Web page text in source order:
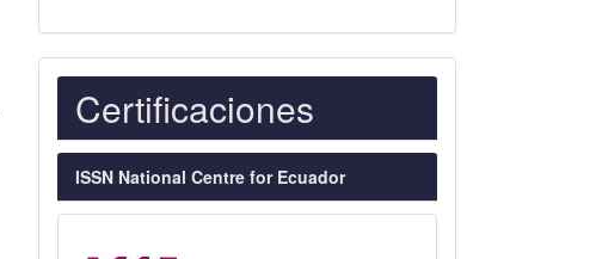
Indexaciones
Certificaciones
ISSN National Centre for Ecuador